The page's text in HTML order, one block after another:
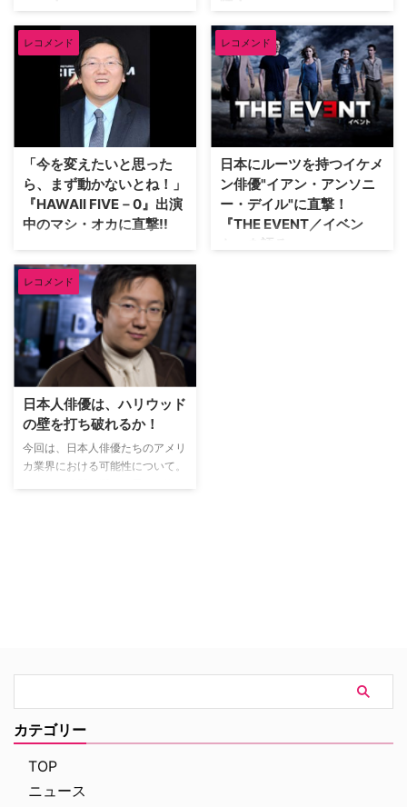
『HAWAII FIVE-0』で検視官マッ
クスを好演中のマシ・オカ。シー
ズン2からレギュラーになった彼
が、昨年に続き今年も来日。シー
ズンを重ねるごとに存在感を増し
ているマックスについて、ドラマ
の見どころについて、そしてクリ
エイターとしても活躍する彼の活
動について、大いに語ってくれ
た。 ―― シーズン2からレギュ
ラーにな…
ハワイの美しい風景をバックに、
凶悪犯に立ち向かうスリリングな
ストーリーと最新技術を駆使した
捜査方法、そしてダイナミックな
アクションが魅力の『HAWAII
FIVE－0』の新シーズンとなるシ
ーズン3がいよいよ4月7日から日
本で放送されることとなった。
今シーズンでは、シリーズを通じ
て描かれる凶悪な犯罪者ウォー・
ファットと…
レコメンド
「今を変えたいと思った
ら、まず動かないとね！」
『HAWAII FIVE－0』出演
中のマシ・オカに直撃!!
『HEROES／ヒーローズ』の超能
力者、ヒロ・ナカムラ役で「ヤッ
ター」なるキャッチフレーズまで
生み出し、一躍アジア系俳優の期
待の星となったマシ・オカ。現在
は『HAWAII FIVE-0』で検視官マ
ックスを演じ、ヒロとはまた違っ
た魅力を見せている彼に、ドラマ
るハリウッドの現状まで直撃し
た！ …
レコメンド
日本にルーツを持つイケメ
ン俳優"イアン・アンソニ
ー・デイル"に直撃！
『THE EVENT／イベン
ト』を語る
レコメンド
日本人俳優は、ハリウッド
の壁を打ち破れるか！
今回は、日本人俳優たちのアメリ
カ業界における可能性について。
カテゴリー
TOP
ニュース